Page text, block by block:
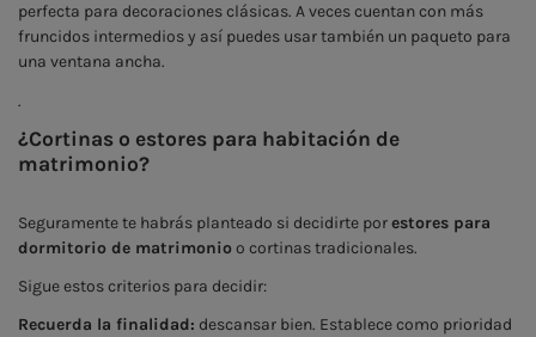
perfecta para decoraciones clásicas. A veces cuentan con más
fruncidos intermedios y así puedes usar también un paqueto para
una ventana ancha.
.
¿Cortinas o estores para habitación de
matrimonio?
Seguramente te habrás planteado si decidirte porestores para
dormitorio de matrimonioo cortinas tradicionales.
Sigue estos criterios para decidir:
Recuerda la finalidad: descansar bien. Establece como prioridad